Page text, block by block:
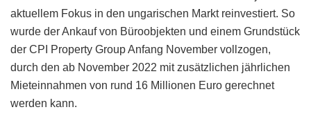
aktuellem Fokus in den ungarischen Markt reinvestiert. So
wurde der Ankauf von Büroobjekten und einem Grundstück
der CPI Property Group Anfang November vollzogen,
durch den ab November 2022 mit zusätzlichen jährlichen
Mieteinnahmen von rund 16 Millionen Euro gerechnet
werden kann.